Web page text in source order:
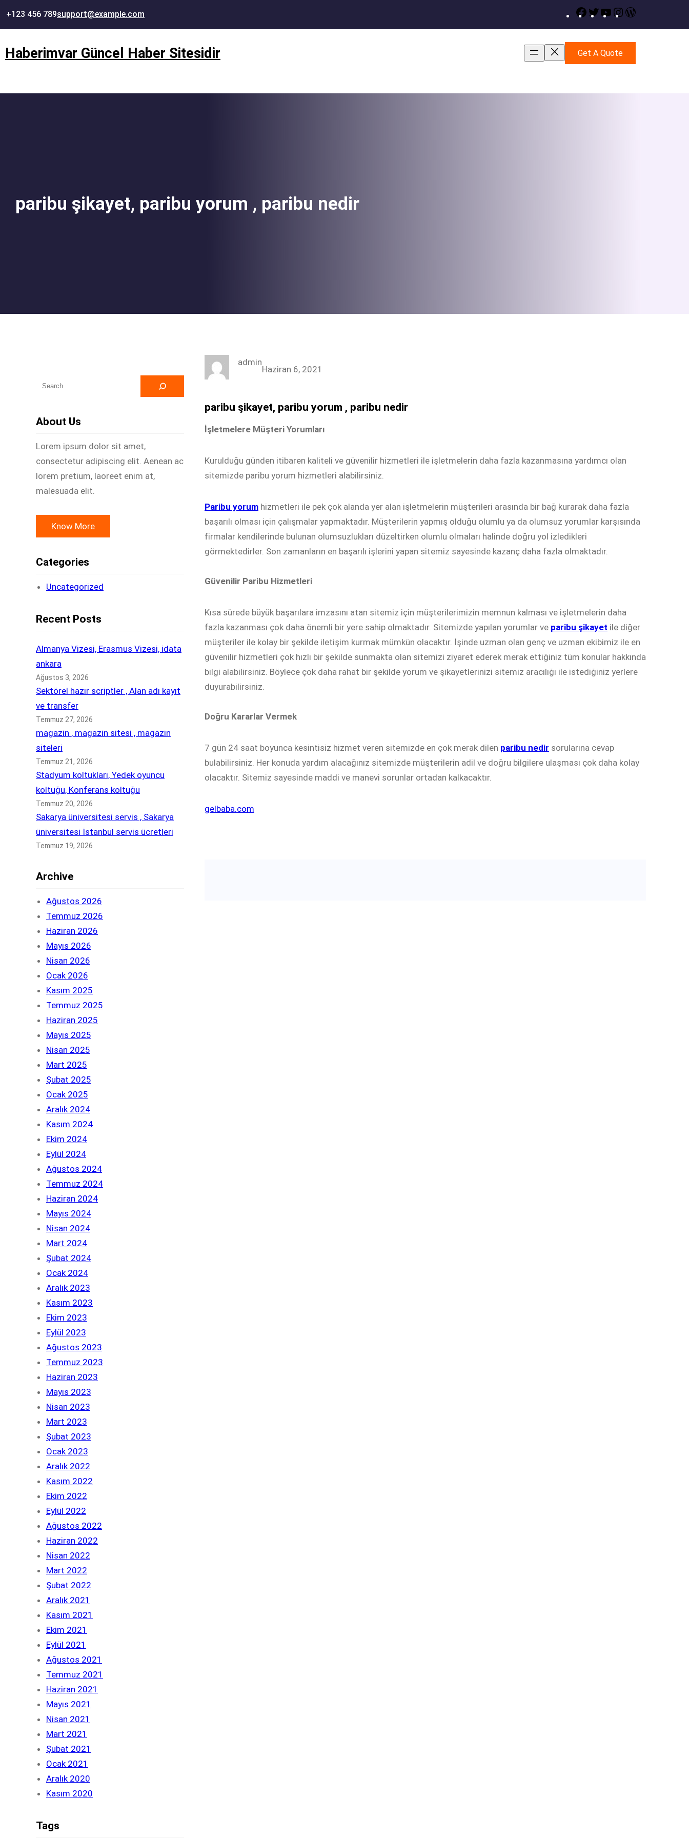
+123 456 789support@example.com Facebook
Twitter
YouTube
Instagram
Haberimvar Güncel Haber Sitesidir Get A Quote
paribu şikayet, paribu yorum , paribu nedir
About Us
Lorem ipsum dolor sit amet,
consectetur adipiscing elit. Aenean ac
lorem pretium, laoreet enim at,
malesuada elit.
Know More
Categories
Uncategorized
Recent Posts
Almanya Vizesi, Erasmus Vizesi, idata
ankara
Ağustos 3, 2026
Sektörel hazır scriptler , Alan adı kayıt
ve transfer
Temmuz 27, 2026
magazin , magazin sitesi , magazin
siteleri
Temmuz 21, 2026
Stadyum koltukları, Yedek oyuncu
koltuğu, Konferans koltuğu
Temmuz 20, 2026
Sakarya üniversitesi servis , Sakarya
üniversitesi İstanbul servis ücretleri
Temmuz 19, 2026
Archive
Ağustos 2026
Temmuz 2026
Haziran 2026
Mayıs 2026
Nisan 2026
Ocak 2026
Kasım 2025
Temmuz 2025
Haziran 2025
Mayıs 2025
Nisan 2025
Mart 2025
Şubat 2025
Ocak 2025
Aralık 2024
Kasım 2024
Ekim 2024
Eylül 2024
Ağustos 2024
Temmuz 2024
Haziran 2024
Mayıs 2024
Nisan 2024
Mart 2024
Şubat 2024
Ocak 2024
Aralık 2023
Kasım 2023
Ekim 2023
Eylül 2023
Ağustos 2023
Temmuz 2023
Haziran 2023
Mayıs 2023
Nisan 2023
Mart 2023
Şubat 2023
Ocak 2023
Aralık 2022
Kasım 2022
Ekim 2022
Eylül 2022
Ağustos 2022
Haziran 2022
Nisan 2022
Mart 2022
Şubat 2022
Aralık 2021
Kasım 2021
Ekim 2021
Eylül 2021
Ağustos 2021
Temmuz 2021
Haziran 2021
Mayıs 2021
Nisan 2021
Mart 2021
Şubat 2021
Ocak 2021
Aralık 2020
Kasım 2020
Tags
admin
Haziran 6, 2021
paribu şikayet, paribu yorum , paribu nedir
İşletmelere Müşteri Yorumları
Kurulduğu günden itibaren kaliteli ve güvenilir hizmetleri ile işletmelerin daha fazla kazanmasına yardımcı olan
sitemizde paribu yorum hizmetleri alabilirsiniz.
Paribu yorum hizmetleri ile pek çok alanda yer alan işletmelerin müşterileri arasında bir bağ kurarak daha fazla
başarılı olması için çalışmalar yapmaktadır. Müşterilerin yapmış olduğu olumlu ya da olumsuz yorumlar karşısında
firmalar kendilerinde bulunan olumsuzlukları düzeltirken olumlu olmaları halinde doğru yol izledikleri
görmektedirler. Son zamanların en başarılı işlerini yapan sitemiz sayesinde kazanç daha fazla olmaktadır.
Güvenilir Paribu Hizmetleri
Kısa sürede büyük başarılara imzasını atan sitemiz için müşterilerimizin memnun kalması ve işletmelerin daha
fazla kazanması çok daha önemli bir yere sahip olmaktadır. Sitemizde yapılan yorumlar ve paribu şikayet ile diğer
müşteriler ile kolay bir şekilde iletişim kurmak mümkün olacaktır. İşinde uzman olan genç ve uzman ekibimiz ile en
güvenilir hizmetleri çok hızlı bir şekilde sunmakta olan sitemizi ziyaret ederek merak ettiğiniz tüm konular hakkında
bilgi alabilirsiniz. Böylece çok daha rahat bir şekilde yorum ve şikayetlerinizi sitemiz aracılığı ile istediğiniz yerlere
duyurabilirsiniz.
Doğru Kararlar Vermek
7 gün 24 saat boyunca kesintisiz hizmet veren sitemizde en çok merak dilen paribu nedir sorularına cevap
bulabilirsiniz. Her konuda yardım alacağınız sitemizde müşterilerin adil ve doğru bilgilere ulaşması çok daha kolay
olacaktır. Sitemiz sayesinde maddi ve manevi sorunlar ortadan kalkacaktır.
gelbaba.com